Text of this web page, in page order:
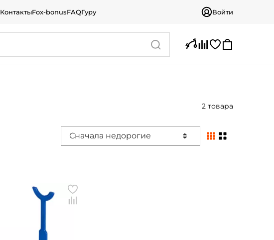
КонтактыFox-bonusFAQГуру Войти
2 товара
Сначала недорогие